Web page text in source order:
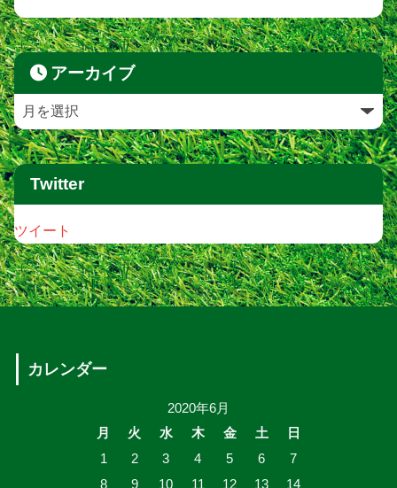
アーカイブ
Twitter
ツイート
カレンダー
2020年6月
月
火 水 木 金 土
日
1
2 3 4 5 6
7
8
9 10 11 12 13 14